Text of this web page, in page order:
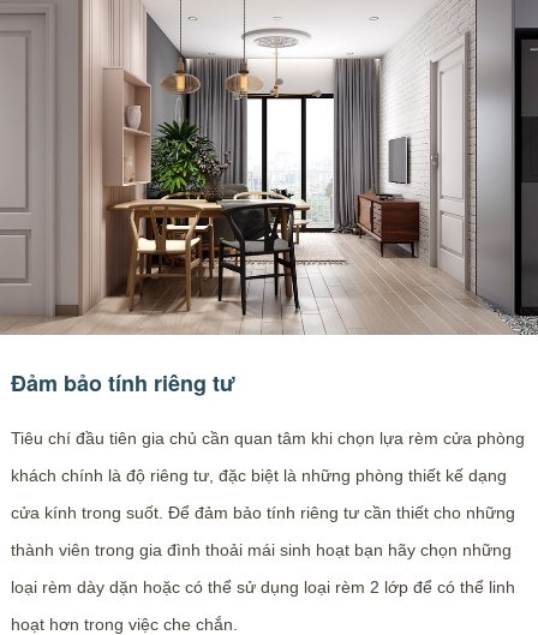
Đảm bảo tính riêng tư
Tiêu chí đầu tiên gia chủ cần quan tâm khi chọn lựa rèm cửa phòng
khách chính là độ riêng tư, đặc biệt là những phòng thiết kế dạng
cửa kính trong suốt. Để đảm bảo tính riêng tư cần thiết cho những
thành viên trong gia đình thoải mái sinh hoạt bạn hãy chọn những
loại rèm dày dặn hoặc có thể sử dụng loại rèm 2 lớp để có thể linh
hoạt hơn trong việc che chắn.